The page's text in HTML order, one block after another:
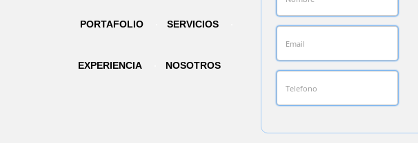
PORTAFOLIO SERVICIOS
EXPERIENCIA NOSOTROS